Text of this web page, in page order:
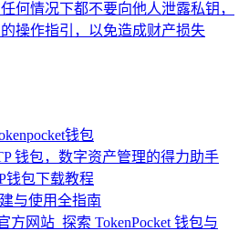
何情况下都不要向他人泄露私钥，
操作指引，以免造成财产损失
钱包
钱包，数字资产管理的得力助手
钱包下载教程
与使用全指南
方网站_探索 TokenPocket 钱包与